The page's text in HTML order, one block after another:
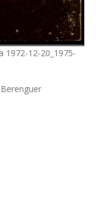
1972-12-20_1975-